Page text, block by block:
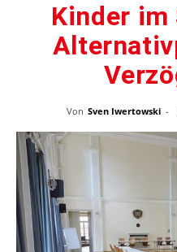
Kinder
Von Sven Iwertowski -